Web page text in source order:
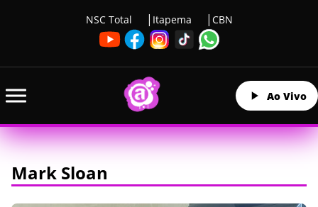
NSC Total Itapema CBN
Ao Vivo
Mark Sloan